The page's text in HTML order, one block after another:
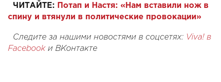
ЧИТАЙТЕ:
Потап и Настя: «Нам вставили нож в
спину и втянули в политические провокации»
Следите за нашими новостями в соцсетях: Viva! в
Facebook и ВКонтакте